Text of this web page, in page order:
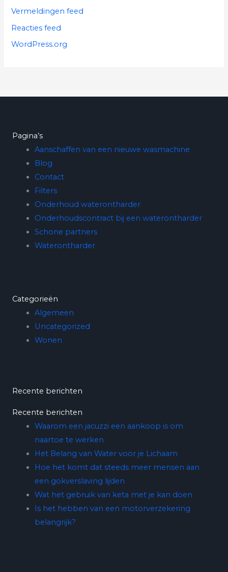
Vermeldingen feed
Reacties feed
WordPress.org
Pagina’s
Aanschaffen van een nieuwe wasmachine
Blog
Contact
Filters
Onderhoud waterontharder
Onderhoudscontract bij een waterontharder
Schone partners
Waterontharder
Categorieën
Algemeen
Uncategorized
Wonen
Recente berichten
Recente berichten
Waarom een jacuzzi een aankoop is om
naartoe te werken
Het Belang van Water voor je Lichaam
Hoe het komt dat steeds meer mensen aan
een gokverslaving lijden
Wat het gebruik van keta met je kan doen
Is het hebben van een motorverzekering
belangrijk?